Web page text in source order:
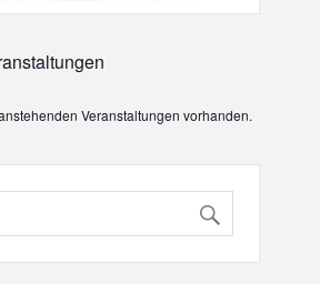
Veranstaltungen vorhanden.